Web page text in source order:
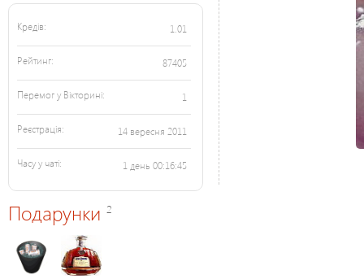
Кредів: 1.01
Рейтинг: 87405
Перемог у Вікторині: 1
Реєстрація: 14 вересня 2011
Часу у чаті: 1 день 00:16:45
Подарунки 2